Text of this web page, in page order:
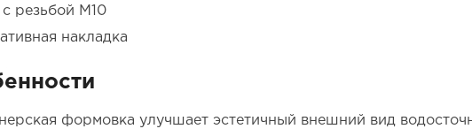
с резьбой М10
накладка
формовка улучшает эстетичный внешний вид